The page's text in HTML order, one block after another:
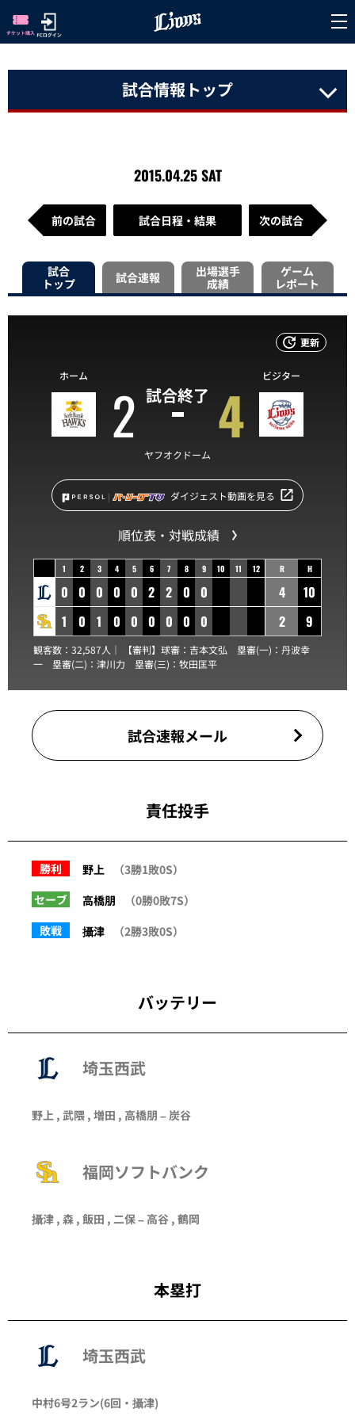
試合情報トップ
2015.04.25 SAT
前の試合 試合日程・結果 次の試合
試合
トップ
試合速報
出場選手
成績
ゲーム
レポート
更新
試合終了
ホーム
2 4
ビジター
ヤフオクドーム
ダイジェスト動画を見る
順位表・対戦成績
1 2 3 4 5 6 7 8 9 10 11 12
0 0 0 0 0 2 2 0 0
1
0 1 0 0 0 0 0 0
R H
4
10
2
9
観客数：32,587人｜ 【審判】球審： 吉本文弘 塁審(一)： 丹波幸
一 塁審(二)： 津川力 塁審(三)： 牧田匡平
試合速報メール
責任投手
勝利 野上
（3勝1敗0S）
セーブ
高橋朋
（0勝0敗7S）
敗戦
攝津 （2勝3敗0S）
バッテリー
埼玉西武
野上 , 武隈 , 増田 , 高橋朋 – 炭谷
福岡ソフトバンク
攝津 , 森 , 飯田 , 二保 – 高谷 , 鶴岡
本塁打
埼玉西武
中村6号2ラン(6回・ 攝津)